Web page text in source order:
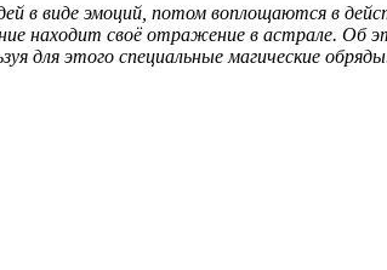
в виде эмоций, потом воплощаются в
находит своё отражение в астрале. Об
для этого специальные магические